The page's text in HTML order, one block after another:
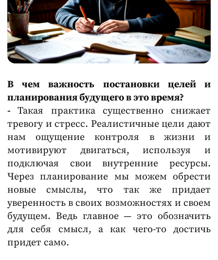
В чем важность постановки целей и
планирования будущего в это время?
-Такая практика существенно снижает
тревогу и стресс. Реалистичные цели дают
нам ощущение контроля в жизни и
мотивируют двигаться, используя и
подключая свои внутренние ресурсы.
Через планирование мы можем обрести
новые смыслы, что так же придает
уверенность в своих возможностях и своем
будущем. Ведь главное — это обозначить
для себя смысл, а как чего-то достичь
придет само.